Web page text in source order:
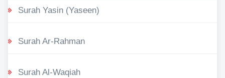
Surah Yasin (Yaseen)
Surah Ar-Rahman
Surah Al-Waqiah